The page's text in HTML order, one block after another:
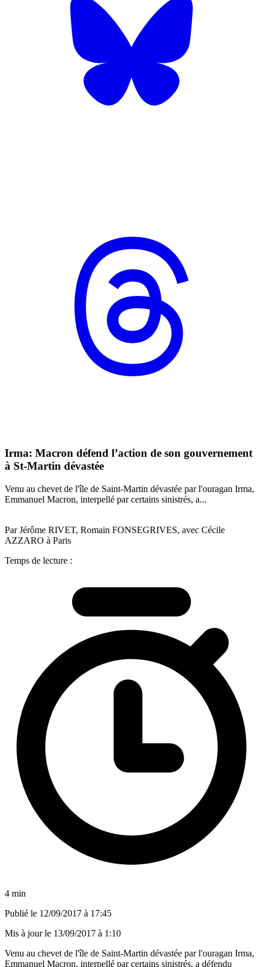
Irma: Macron défend l’action de son gouvernement
à St-Martin dévastée
Venu au chevet de l'île de Saint-Martin dévastée par l'ouragan Irma,
Emmanuel Macron, interpellé par certains sinistrés, a...
Par Jérôme RIVET, Romain FONSEGRIVES, avec Cécile
AZZARO à Paris
Temps de lecture :
4 min
Publié le 12/09/2017 à 17:45
Mis à jour le 13/09/2017 à 1:10
Venu au chevet de l'île de Saint-Martin dévastée par l'ouragan Irma,
Emmanuel Macron, interpellé par certains sinistrés, a défendu